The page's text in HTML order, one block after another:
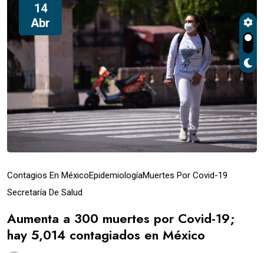
14
Abr
Contagios En MéxicoEpidemiologíaMuertes Por Covid-19
Secretaría De Salud
Aumenta a 300 muertes por Covid-19;
hay 5,014 contagiados en México